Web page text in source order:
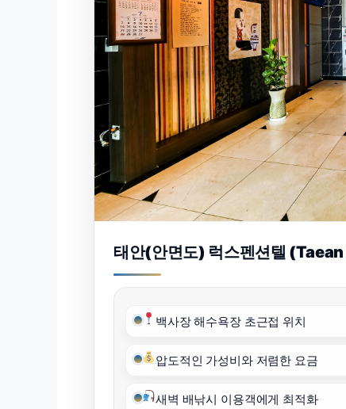
태안(안면도) 럭스펜션텔
백사장 해수욕장 초근접 위치
압도적인 가성비와 저렴한 요금
새벽 배낚시 이용객에게 최적화